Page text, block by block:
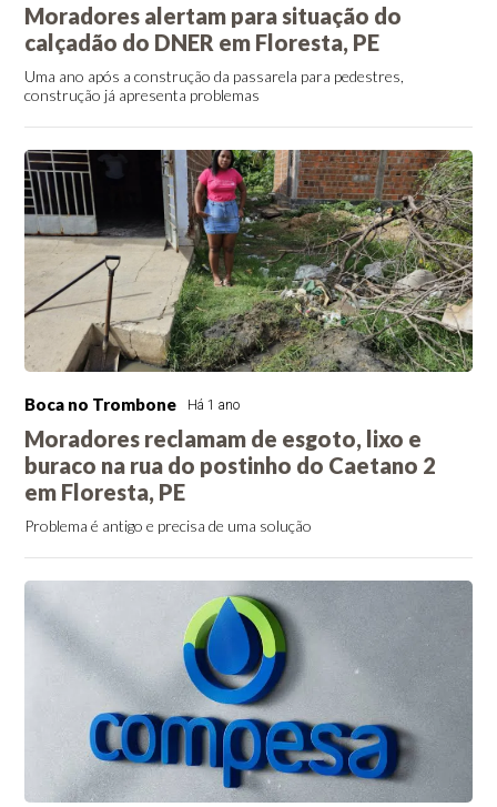
Moradores alertam para situação do
calçadão do DNER em Floresta, PE
Uma ano após a construção da passarela para pedestres,
construção já apresenta problemas
Boca no Trombone Há 1 ano
Moradores reclamam de esgoto, lixo e
buraco na rua do postinho do Caetano 2
em Floresta, PE
Problema é antigo e precisa de uma solução